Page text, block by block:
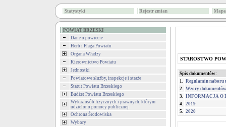
Statystyki Rejestr zmian
POWIAT BRZESKI
Dane o powiecie
Herb i Flaga Powiatu
Organa Władzy
Kierownictwo Powiatu
Jednostki
Powiatowe służby, inspekcje i straże
Statut Powiatu Brzeskiego
Budżet Powiatu Brzeskiego
Wykaz osób fizycznych i prawnych, którym
udzielono pomocy publicznej
Ochrona Środowiska
Wybory
STAROSTWO
Spis dokumentów:
1. Regulamin naboru
2. Wzory
3. INFORMACJA O
4. 2019
5. 2020